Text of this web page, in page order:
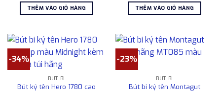
là:
900.000 ₫.
tại
750.000 ₫.
THÊM VÀO GIỎ HÀNG là:
930.000 ₫.
tại
THÊM VÀO GIỎ HÀNG
-34%
BÚT BI
Bút ký tên Hero 1780 cao
-23%
BÚT BI
Bút bi ký tên Montagut